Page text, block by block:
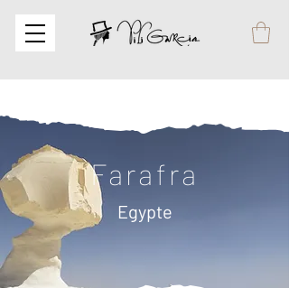
Farafra
Egypte